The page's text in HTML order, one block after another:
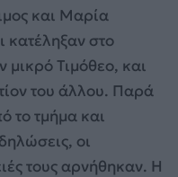
και Μαρία
κατέληξαν στο
μικρό Τιμόθεο, και
του άλλου. Παρά
το τμήμα και
οι
τους αρνήθηκαν. Η